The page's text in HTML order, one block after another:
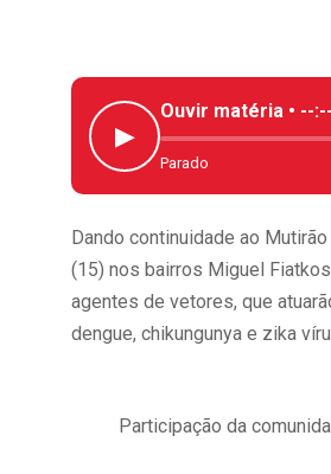
▶
Ouvir matéria • --:--
Parado
Dando continuidade ao
(15) nos bairros Miguel
agentes de vetores, que
dengue, chikungunya e zika
Participação da